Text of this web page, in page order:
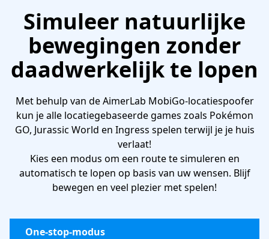
Simuleer natuurlijke
bewegingen zonder
daadwerkelijk te lopen
Met behulp van de AimerLab MobiGo-locatiespoofer
kun je alle locatiegebaseerde games zoals Pokémon
GO, Jurassic World en Ingress spelen terwijl je je huis
verlaat!
Kies een modus om een ​​route te simuleren en
automatisch te lopen op basis van uw wensen. Blijf
bewegen en veel plezier met spelen!
One-stop-modus